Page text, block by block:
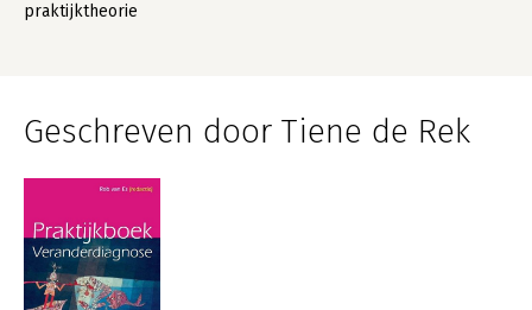
praktijktheorie
Geschreven door Tiene de Rek